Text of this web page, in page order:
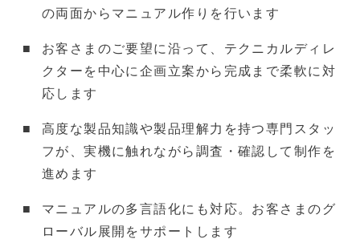
の両面からマニュアル作りを行います
お客さまのご要望に沿って、テクニカルディレ
クターを中心に企画立案から完成まで柔軟に対
応します
高度な製品知識や製品理解力を持つ専門スタッ
フが、実機に触れながら調査・確認して制作を
進めます
マニュアルの多言語化にも対応。お客さまのグ
ローバル展開をサポートします